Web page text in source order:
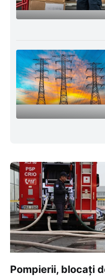
Pompierii, blocați